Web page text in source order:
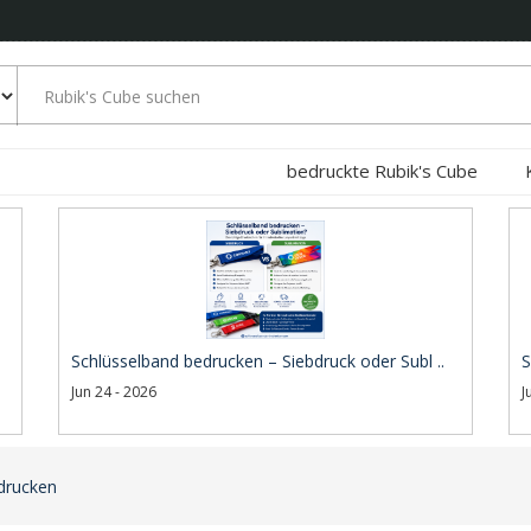
bedruckte Rubik's Cube
Schlüsselband bedrucken – Siebdruck oder Subl ..
Jun 24 - 2026